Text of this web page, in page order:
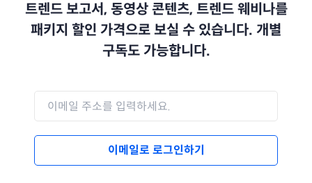
트렌드 보고서, 동영상 콘텐츠, 트렌드 웨비나를
패키지 할인 가격으로 보실 수 있습니다. 개별
구독도 가능합니다.
이메일로 로그인하기